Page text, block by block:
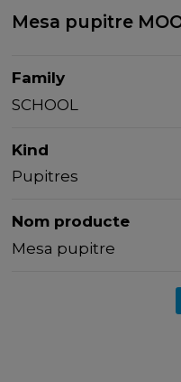
Mesa pupitre
Family
SCHOOL
Kind
Pupitres
Nom producte
Mesa pupitre